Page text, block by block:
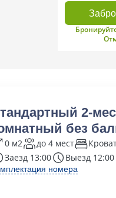
2-
без
0 м2 до 4 мест
Заезд 13:00
Выезд 12:00
номера